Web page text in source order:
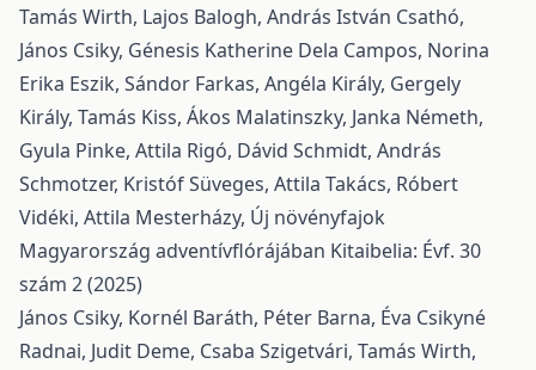
Tamás Wirth, Lajos Balogh, András István Csathó,
János Csiky, Génesis Katherine Dela Campos, Norina
Erika Eszik, Sándor Farkas, Angéla Király, Gergely
Király, Tamás Kiss, Ákos Malatinszky, Janka Németh,
Gyula Pinke, Attila Rigó, Dávid Schmidt, András
Schmotzer, Kristóf Süveges, Attila Takács, Róbert
Vidéki, Attila Mesterházy, Új növényfajok
Magyarország adventívflórájában Kitaibelia: Évf. 30
szám 2 (2025)
János Csiky, Kornél Baráth, Péter Barna, Éva Csikyné
Radnai, Judit Deme, Csaba Szigetvári, Tamás Wirth,